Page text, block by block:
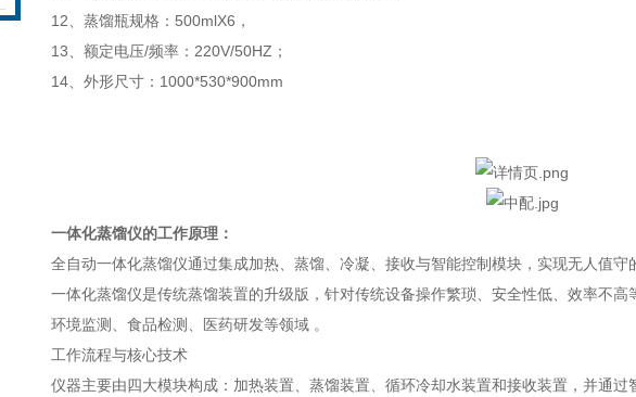
12、蒸馏瓶规格：500mlX6，
13、额定电压/频率：220V/50HZ；
14、外形尺寸：1000*530*900mm
一体化蒸馏仪的工作原理：
全自动一体化蒸馏仪通过集成加热、蒸馏、冷凝、接收与智能控制模块，实现无人值守
一体化蒸馏仪是传统蒸馏装置的升级版，针对传统设备操作繁琐、安全性低、效率不
环境监测、食品检测、医药研发等领域 。
工作流程与核心技术
仪器主要由四大模块构成：加热装置、蒸馏装置、循环冷却水装置和接收装置，并通过